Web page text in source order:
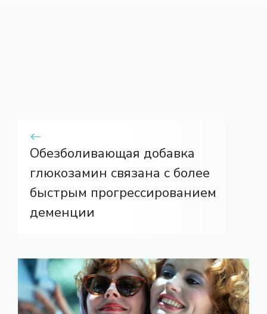
Обезболивающая добавка
глюкозамин связана с более
быстрым прогрессированием
деменции